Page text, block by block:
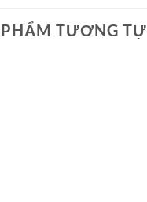
TƯƠNG TỰ